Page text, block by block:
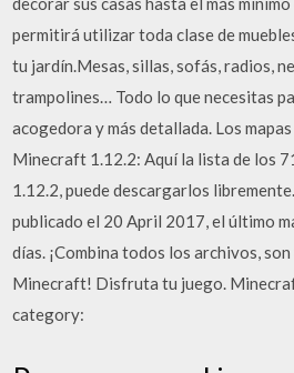
permitirá utilizar toda clase de
tu jardín.Mesas, sillas, sofás, radios,
trampolines… Todo lo que necesitas
acogedora y más detallada. Los
Minecraft 1.12.2: Aquí la lista de los
1.12.2, puede descargarlos
publicado el 20 April 2017, el último
días. ¡Combina todos los archivos, son
Minecraft! Disfruta tu juego.
category: